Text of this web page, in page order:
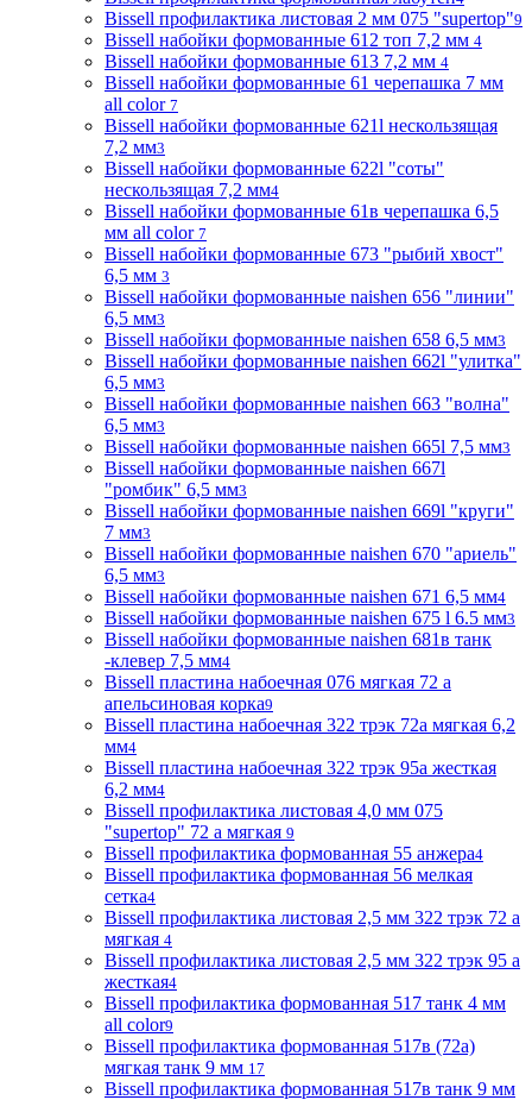
Bissell профилактика листовая 2 мм 075 "supertop"9
Bissell набойки формованные 612 топ 7,2 мм 4
Bissell набойки формованные 613 7,2 мм 4
Bissell набойки формованные 61 черепашка 7 мм
all color 7
Bissell набойки формованные 621l нескользящая
7,2 мм3
Bissell набойки формованные 622l "соты"
нескользящая 7,2 мм4
Bissell набойки формованные 61в черепашка 6,5
мм all color 7
Bissell набойки формованные 673 "рыбий хвост"
6,5 мм 3
Bissell набойки формованные naishen 656 "линии"
6,5 мм3
Bissell набойки формованные naishen 658 6,5 мм3
Bissell набойки формованные naishen 662l "улитка"
6,5 мм3
Bissell набойки формованные naishen 663 "волна"
6,5 мм3
Bissell набойки формованные naishen 665l 7,5 мм3
Bissell набойки формованные naishen 667l
"ромбик" 6,5 мм3
Bissell набойки формованные naishen 669l "круги"
7 мм3
Bissell набойки формованные naishen 670 "ариель"
6,5 мм3
Bissell набойки формованные naishen 671 6,5 мм4
Bissell набойки формованные naishen 675 l 6.5 мм3
Bissell набойки формованные naishen 681в танк
-клевер 7,5 мм4
Bissell пластина набоечная 076 мягкая 72 а
апельсиновая корка9
Bissell пластина набоечная 322 трэк 72а мягкая 6,2
мм4
Bissell пластина набоечная 322 трэк 95а жесткая
6,2 мм4
Bissell профилактика листовая 4,0 мм 075
"supertop" 72 а мягкая 9
Bissell профилактика формованная 55 анжера4
Bissell профилактика формованная 56 мелкая
сетка4
Bissell профилактика листовая 2,5 мм 322 трэк 72 а
мягкая 4
Bissell профилактика листовая 2,5 мм 322 трэк 95 а
жесткая4
Bissell профилактика формованная 517 танк 4 мм
all color9
Bissell профилактика формованная 517в (72a)
мягкая танк 9 мм 17
Bissell профилактика формованная 517в танк 9 мм